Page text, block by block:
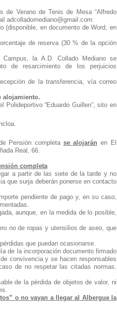
de Verano de Tenis de Mesa “Alfredo
adcolladomediano@gmail.com:
(disponible, en documento de Word, en
de reserva (30 % de la opción
la A.D. Collado Mediano se
de resarcimiento de los perjuicios
de la transferencia, vía correo
alojamiento.
Polideportivo “Eduardo Guillen”, sito en
Pensión completa se alojarán en El
Real, 66.
completa
a partir de las siete de la tarde y no
que surja deberán ponerse en contacto
pendiente de pago y, en su caso,
aunque, en la medida de lo posible,
no de ropas y utensilios de aseo, que
que puedan ocasionarse.
de la incorporación documento firmado
convivencia y se hacen responsables
de no respetar las citadas normas.
de la pérdida de objetos de valor, ni
o no vayan a llegar al Albergue la